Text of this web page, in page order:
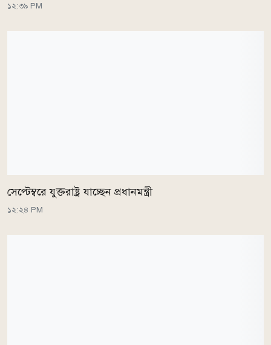
১২:৩৯ PM
সেপ্টেম্বরে যুক্তরাষ্ট্র যাচ্ছেন প্রধানমন্ত্রী
১২:২৪ PM